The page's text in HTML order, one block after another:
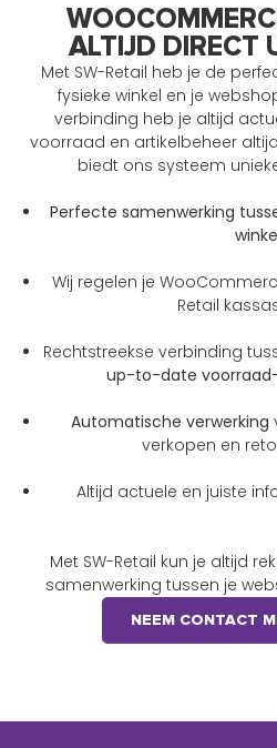
ALTIJD DIRECT
Met SW-Retail heb je de
fysieke winkel en je
verbinding heb je altijd
voorraad en artikelbeheer
biedt ons systeem
Perfecte samenwerking
Wij regelen je
Retail
Rechtstreekse verbinding
up-to-date
Automatische verwerking
verkopen en
Altijd actuele en juiste
Met SW-Retail kun je altijd
samenwerking tussen je
NEEM CONTACT